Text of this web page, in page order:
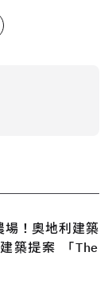
場！奧地利建築
築提案 「The